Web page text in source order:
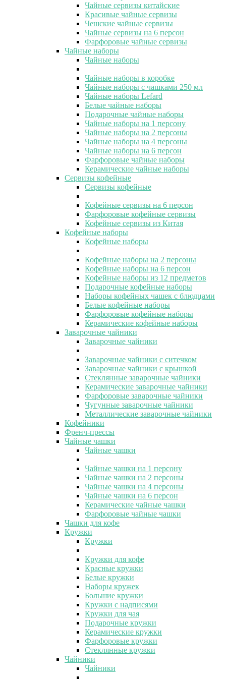
Чайные сервизы китайские
Красивые чайные сервизы
Чешские чайные сервизы
Чайные сервизы на 6 персон
Фарфоровые чайные сервизы
Чайные наборы
Чайные наборы
Чайные наборы в коробке
Чайные наборы с чашками 250 мл
Чайные наборы Lefard
Белые чайные наборы
Подарочные чайные наборы
Чайные наборы на 1 персону
Чайные наборы на 2 персоны
Чайные наборы на 4 персоны
Чайные наборы на 6 персон
Фарфоровые чайные наборы
Керамические чайные наборы
Сервизы кофейные
Сервизы кофейные
Кофейные сервизы на 6 персон
Фарфоровые кофейные сервизы
Кофейные сервизы из Китая
Кофейные наборы
Кофейные наборы
Кофейные наборы на 2 персоны
Кофейные наборы на 6 персон
Кофейные наборы из 12 предметов
Подарочные кофейные наборы
Наборы кофейных чашек с блюдцами
Белые кофейные наборы
Фарфоровые кофейные наборы
Керамические кофейные наборы
Заварочные чайники
Заварочные чайники
Заварочные чайники с ситечком
Заварочные чайники с крышкой
Стеклянные заварочные чайники
Керамические заварочные чайники
Фарфоровые заварочные чайники
Чугунные заварочные чайники
Металлические заварочные чайники
Кофейники
Френч-прессы
Чайные чашки
Чайные чашки
Чайные чашки на 1 персону
Чайные чашки на 2 персоны
Чайные чашки на 4 персоны
Чайные чашки на 6 персон
Керамические чайные чашки
Фарфоровые чайные чашки
Чашки для кофе
Кружки
Кружки
Кружки для кофе
Красные кружки
Белые кружки
Наборы кружек
Большие кружки
Кружки с надписями
Кружки для чая
Подарочные кружки
Керамические кружки
Фарфоровые кружки
Стеклянные кружки
Чайники
Чайники